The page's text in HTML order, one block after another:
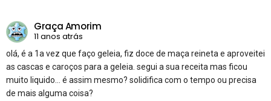
Graça Amorim
11 anos atrás
olá, é a 1a vez que faço geleia, fiz doce de maça reineta e aproveitei
as cascas e caroços para a geleia. segui a sua receita mas ficou
muito liquido… é assim mesmo? solidifica com o tempo ou precisa
de mais alguma coisa?